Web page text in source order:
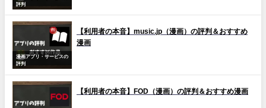
評判
漫画アプリ・サービスの
評判
【利用者の本音】music.jp（漫画）の評判＆おすすめ
漫画
【利用者の本音】FOD（漫画）の評判＆おすすめ漫画